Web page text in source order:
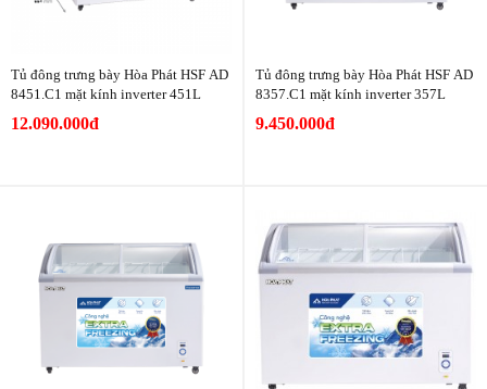
Tủ đông trưng bày Hòa Phát HSF AD
8451.C1 mặt kính inverter 451L
12.090.000đ
Tủ đông trưng bày Hòa Phát HSF AD
8357.C1 mặt kính inverter 357L
9.450.000đ